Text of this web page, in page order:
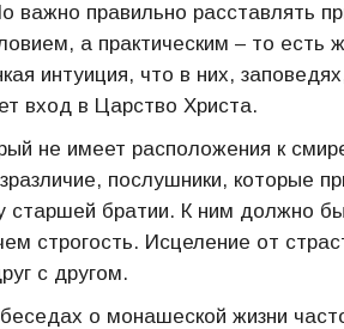
правильно расставлять
а практическим – то есть
интуиция, что в них,
вход в Царство Христа.
не имеет расположения к
послушники, которые
старшей братии. К ним должно
строгость. Исцеление от
с другом.
о монашеской жизни